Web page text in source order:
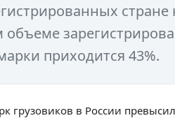
объеме
приходится 43%.
грузовиков в России